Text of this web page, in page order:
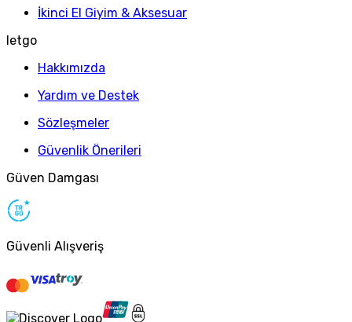
İkinci El Giyim & Aksesuar
letgo
Hakkımızda
Yardım ve Destek
Sözleşmeler
Güvenlik Önerileri
Güven Damgası
Güvenli Alışveriş